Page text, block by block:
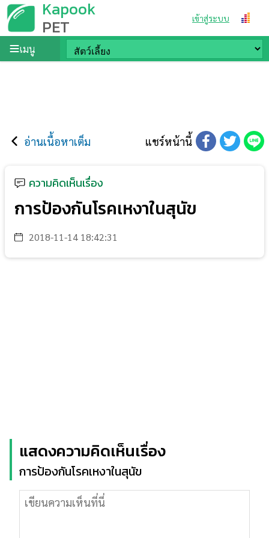
Kapook
PET เข้าสู่ระบบ
เมนู
อ่านเนื้อหาเต็ม แชร์หน้านี้
ความคิดเห็นเรื่อง
การป้องกันโรคเหงาในสุนัข
2018-11-14 18:42:31
แสดงความคิดเห็นเรื่อง
การป้องกันโรคเหงาในสุนัข